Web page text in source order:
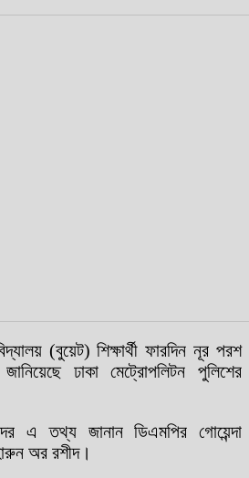
(বুয়েট) শিক্ষার্থী ফারদিন নূর পরশ
ঢাকা মেট্রোপলিটন পুলিশের
এ তথ্য জানান ডিএমপির গোয়েন্দা
অর রশীদ।